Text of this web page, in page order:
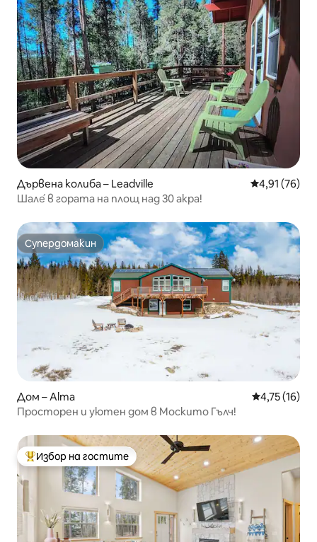
Дървена колиба – Leadville Средна
4,91 (76)
Шале́ в гората на площ над 30 акра!
Супердомакин
Супердомакин
Дом – Alma Средна
4,75 (16)
Просторен и уютен дом в Москито Гълч!
Най-популярен избор на гостите
Избор на гостите